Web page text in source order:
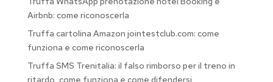
Airbnb: come riconoscerla
Truffa cartolina Amazon jointestclub.com: come
funziona e come riconoscerla
Truffa SMS Trenitalia: il falso rimborso per il treno in
ritardo, come funziona e come difendersi